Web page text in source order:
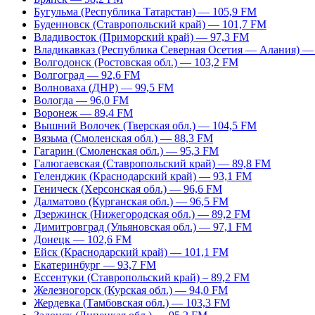
Бугульма (Республика Татарстан) — 105,9 FM
Буденновск (Ставропольский край) — 101,7 FM
Владивосток (Приморский край) — 97,3 FM
Владикавказ (Республика Северная Осетия — Алания)
Волгодонск (Ростовская обл.) — 103,2 FM
Волгоград — 92,6 FM
Волноваха (ДНР) — 99,5 FM
Вологда — 96,0 FM
Воронеж — 89,4 FM
Вышний Волочек (Тверская обл.) — 104,5 FM
Вязьма (Смоленская обл.) — 88,3 FM
Гагарин (Смоленская обл.) — 95,3 FM
Галюгаевская (Ставропольский край) — 89,8 FM
Геленджик (Краснодарский край) — 93,1 FM
Геническ (Херсонская обл.) — 96,6 FM
Далматово (Курганская обл.) — 96,5 FM
Дзержинск (Нижегородская обл.) — 89,2 FM
Димитровград (Ульяновская обл.) — 97,1 FM
Донецк — 102,6 FM
Ейск (Краснодарский край) — 101,1 FM
Екатеринбург — 93,7 FM
Ессентуки (Ставропольский край) – 89,2 FM
Железногорск (Курская обл.) — 94,0 FM
Жердевка (Тамбовская обл.) — 103,3 FM